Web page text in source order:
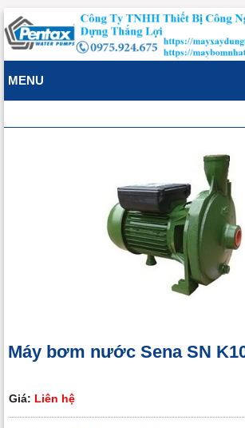
MENU
Máy bơm nước Sena SN
Giá: Liên hệ